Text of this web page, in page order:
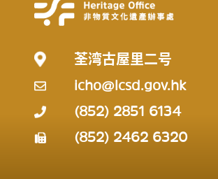
荃湾古屋里二号
icho@lcsd.gov.hk
(852) 2851 6134
(852) 2462 6320